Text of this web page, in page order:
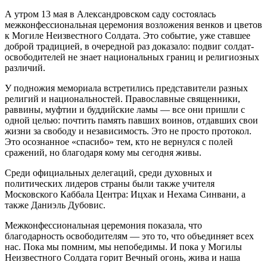
А утром 13 мая в Александровском саду состоялась
межконфессиональная церемония возложения венков и цветов
к Могиле Неизвестного Солдата. Это событие, уже ставшее
доброй традицией, в очередной раз доказало: подвиг солдат-
освободителей не знает национальных границ и религиозных
различий.
У подножия мемориала встретились представители разных
религий и национальностей. Православные священники,
раввины, муфтии и буддийские ламы — все они пришли с
одной целью: почтить память павших воинов, отдавших свои
жизни за свободу и независимость. Это не просто протокол.
Это осознанное «спасибо» тем, кто не вернулся с полей
сражений, но благодаря кому мы сегодня живы.
Среди официальных делегаций, среди духовных и
политических лидеров страны были также учителя
Московского Каббала Центра: Ицхак и Нехама Синвани, а
также Даниэль Дубовис.
Межконфессиональная церемония показала, что
благодарность освободителям — это то, что объединяет всех
нас. Пока мы помним, мы непобедимы. И пока у Могилы
Неизвестного Солдата горит Вечный огонь, жива и наша